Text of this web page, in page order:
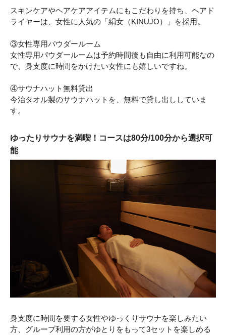
スキンケアやヘアケアアイテムにもこだわりを持ち、ヘアド
ライヤーは、女性に人気の「絹女（KINUJO）」を採用。
③女性専用パウダールーム
女性専用パウダールームは予約時間後も自由に利用可能なの
で、身支度に時間をかけたい女性にも嬉しいですね。
④サウナハット無料貸出
今治タオル製のサウナハットを、無料で貸し出ししていま
す。
ゆったりサウナを満喫！コースは80分/100分から選択可
能
身支度に時間を要する女性やゆっくりサウナを楽しみたい
方、グループ利用の方がゆとりをもって3セットを楽しめる